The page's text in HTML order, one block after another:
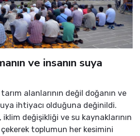
ve insanın suya
alanlarının değil doğanın ve
ihtiyacı olduğuna değinildi.
değişikliği ve su kaynaklarının
toplumun her kesimini